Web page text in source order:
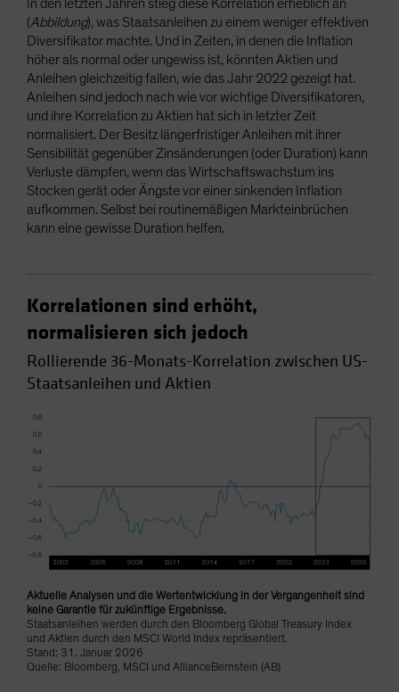
In den letzten Jahren stieg diese Korrelation erheblich an
(Abbildung), was Staatsanleihen zu einem weniger effektiven
Diversifikator machte. Und in Zeiten, in denen die Inflation
höher als normal oder ungewiss ist, könnten Aktien und
Anleihen gleichzeitig fallen, wie das Jahr 2022 gezeigt hat.
Anleihen sind jedoch nach wie vor wichtige Diversifikatoren,
und ihre Korrelation zu Aktien hat sich in letzter Zeit
normalisiert. Der Besitz längerfristiger Anleihen mit ihrer
Sensibilität gegenüber Zinsänderungen (oder Duration) kann
Verluste dämpfen, wenn das Wirtschaftswachstum ins
Stocken gerät oder Ängste vor einer sinkenden Inflation
aufkommen. Selbst bei routinemäßigen Markteinbrüchen
kann eine gewisse Duration helfen.
Korrelationen sind erhöht,
normalisieren sich jedoch
Rollierende 36-Monats-Korrelation zwischen US-
Staatsanleihen und Aktien
Aktuelle Analysen und die Wertentwicklung in der Vergangenheit sind
keine Garantie für zukünftige Ergebnisse.
Staatsanleihen werden durch den Bloomberg Global Treasury Index
und Aktien durch den MSCI World Index repräsentiert.
Stand: 31. Januar 2026
Quelle: Bloomberg, MSCI und AllianceBernstein (AB)